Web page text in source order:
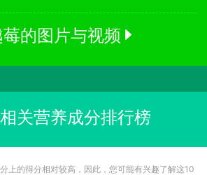
的图片与视频
关营养成分排行榜
上的得分相对较高，因此，您可能有兴趣了解这10